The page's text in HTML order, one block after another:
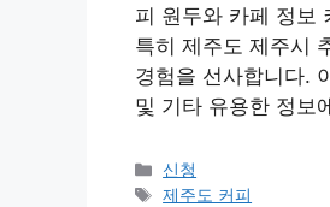
피 원두와 카페 정보
특히 제주도 제주시
경험을 선사합니다.
및 기타 유용한 정보
Categories
신청
Tags
제주도 커피